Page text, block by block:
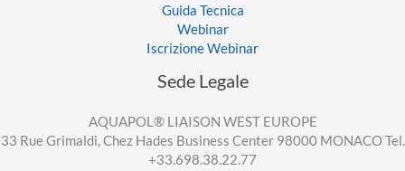
Guida Tecnica
Webinar
Iscrizione Webinar
Sede Legale
AQUAPOL® LIAISON WEST EUROPE
33 Rue Grimaldi, Chez Hades Business Center 98000 MONACO Tel.
+33.698.38.22.77